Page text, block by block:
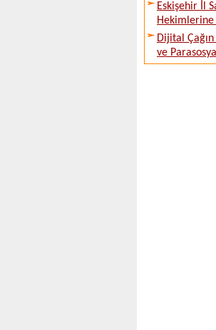
Eskişehir İl
Hekimlerine
Dijital
ve